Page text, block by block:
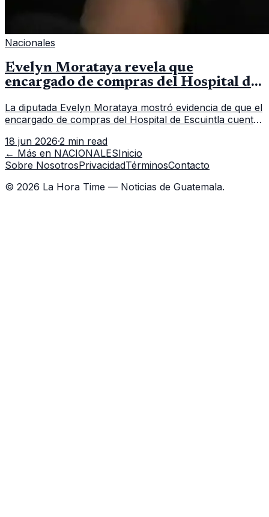
Nacionales
Evelyn Morataya revela que
encargado de compras del Hospital de
La diputada Evelyn Morataya mostró evidencia de que el
encargado de compras del Hospital de Escuintla cuenta
capacitación en la capital.
18 jun 2026·2 min read
← Más en NACIONALESInicio
Sobre NosotrosPrivacidadTérminosContacto
© 2026 La Hora Time — Noticias de Guatemala.